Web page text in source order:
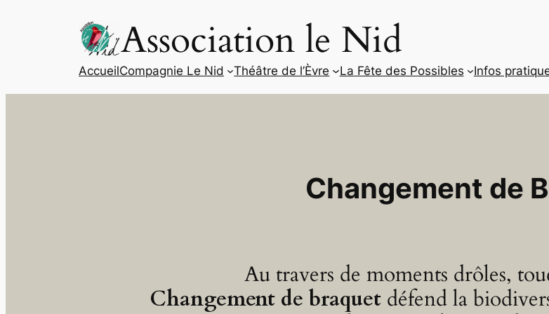
Association le Nid
AccueilCompagnie Le Nid Théâtre de l’Èvre La Fête des Possibles Infos
Changement de
Au travers de moments drôles,
Changement de braquetdéfend la